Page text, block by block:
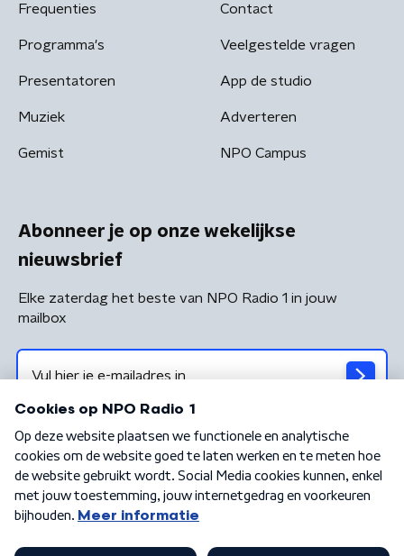
Frequenties
Programma's
Presentatoren
Muziek
Gemist
Contact
Veelgestelde vragen
App de studio
Adverteren
NPO Campus
Abonneer je op onze wekelijkse
nieuwsbrief
Elke zaterdag het beste van NPO Radio 1 in jouw
mailbox
Algemene voorwaarden